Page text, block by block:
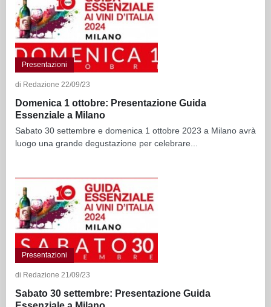
Presentazioni
di Redazione 22/09/23
Domenica 1 ottobre: Presentazione Guida
Essenziale a Milano
Sabato 30 settembre e domenica 1 ottobre 2023 a Milano avrà
luogo una grande degustazione per celebrare...
Presentazioni
di Redazione 21/09/23
Sabato 30 settembre: Presentazione Guida